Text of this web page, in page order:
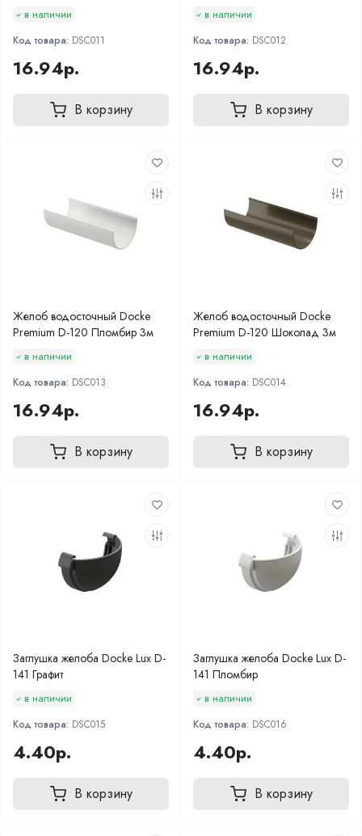
в наличии
Код товара: DSC011
16.94р.
В корзину
в наличии
Код товара: DSC012
16.94р.
В корзину
Желоб водосточный Docke
Premium D-120 Пломбир 3м
в наличии
Код товара: DSC013
16.94р.
В корзину
Желоб водосточный Docke
Premium D-120 Шоколад 3м
в наличии
Код товара: DSC014
16.94р.
В корзину
Заглушка желоба Docke Lux D-
141 Графит
в наличии
Код товара: DSC015
4.40р.
В корзину
Заглушка желоба Docke Lux D-
141 Пломбир
в наличии
Код товара: DSC016
4.40р.
В корзину